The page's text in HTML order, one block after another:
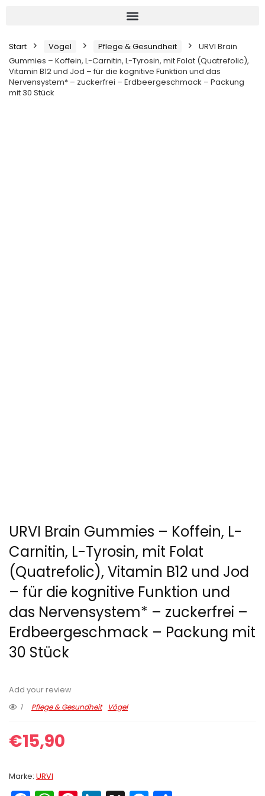
Start Vögel Pflege & Gesundheit
URVI Brain
Gummies – Koffein, L-Carnitin, L-Tyrosin, mit Folat (Quatrefolic),
Vitamin B12 und Jod – für die kognitive Funktion und das
Nervensystem* – zuckerfrei – Erdbeergeschmack – Packung
mit 30 Stück
URVI Brain Gummies – Koffein, L-
Carnitin, L-Tyrosin, mit Folat
(Quatrefolic), Vitamin B12 und Jod
– für die kognitive Funktion und
das Nervensystem* – zuckerfrei –
Erdbeergeschmack – Packung mit
30 Stück
Add your review
1
Pflege & Gesundheit Vögel
€15,90
Marke: URVI